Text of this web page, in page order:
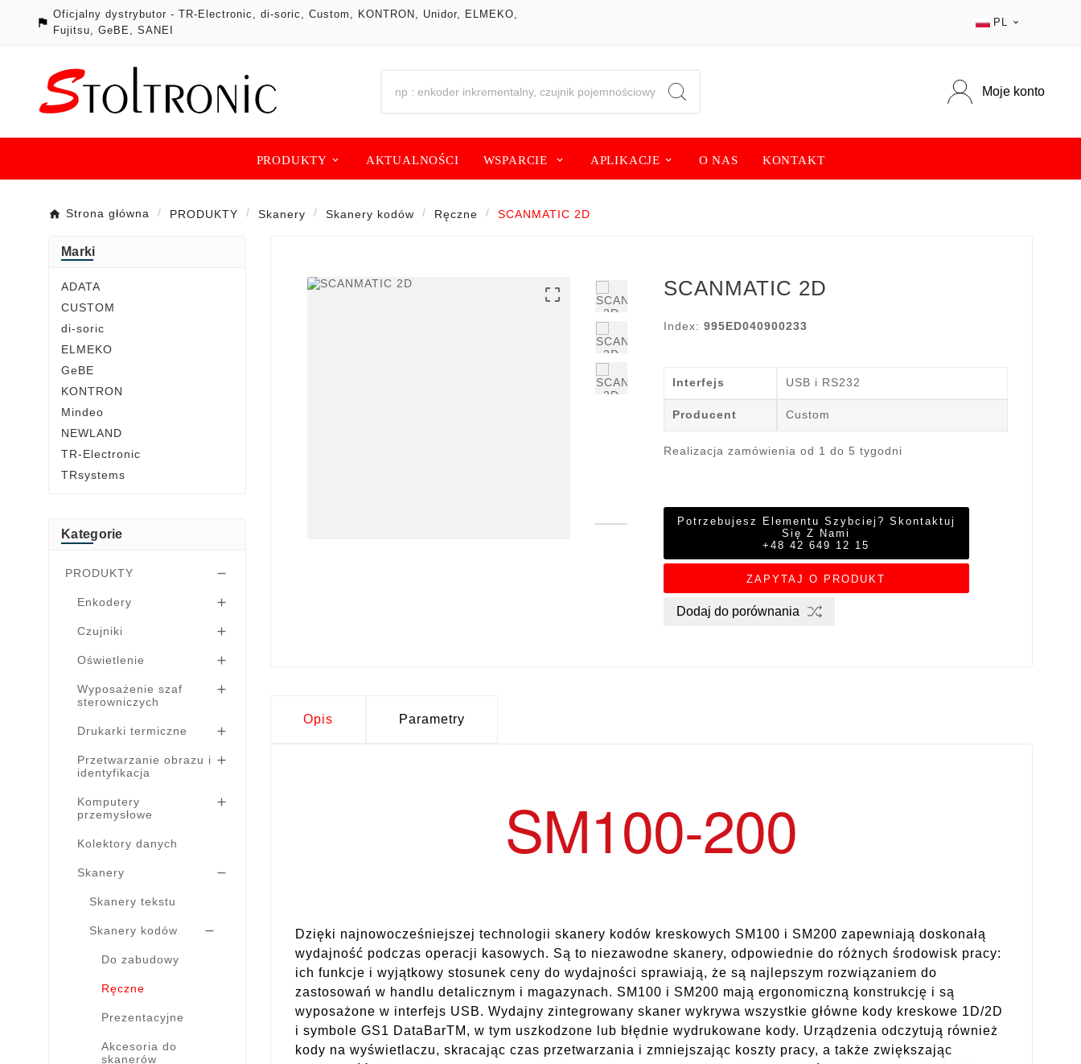

Oficjalny dystrybutor - TR-Electronic, di-soric, Custom, KONTRON, Unidor, ELMEKO,
Fujitsu, GeBE, SANEI
PL 
Moje konto
PRODUKTY AKTUALNOŚCI WSPARCIE APLIKACJE O NAS KONTAKT
Strona główna PRODUKTY Skanery Skanery kodów Ręczne SCANMATIC 2D
Marki
ADATA
CUSTOM
di-soric
ELMEKO
GeBE
KONTRON
Mindeo
NEWLAND
TR-Electronic
TRsystems
Kategorie
PRODUKTY 
Enkodery 
Czujniki 
Oświetlenie 
Wyposażenie szaf
sterowniczych

Drukarki termiczne 
Przetwarzanie obrazu i
identyfikacja

Komputery
przemysłowe

Kolektory danych
Skanery 
Skanery tekstu
Skanery kodów 
Do zabudowy
Ręczne
Prezentacyjne
Akcesoria do
skanerów
 SCANMATIC 2D
Index: 995ED040900233
Interfejs USB i RS232
Producent Custom
Realizacja zamówienia od 1 do 5 tygodni
Potrzebujesz Elementu Szybciej? Skontaktuj
Się Z Nami
+48 42 649 12 15
ZAPYTAJ O PRODUKT
Dodaj do porównania
Opis Parametry
SM100-200
Dzięki najnowocześniejszej technologii skanery kodów kreskowych SM100 i SM200 zapewniają doskonałą
wydajność podczas operacji kasowych. Są to niezawodne skanery, odpowiednie do różnych środowisk pracy:
ich funkcje i wyjątkowy stosunek ceny do wydajności sprawiają, że są najlepszym rozwiązaniem do
zastosowań w handlu detalicznym i magazynach. SM100 i SM200 mają ergonomiczną konstrukcję i są
wyposażone w interfejs USB. Wydajny zintegrowany skaner wykrywa wszystkie główne kody kreskowe 1D/2D
i symbole GS1 DataBarTM, w tym uszkodzone lub błędnie wydrukowane kody. Urządzenia odczytują również
kody na wyświetlaczu, skracając czas przetwarzania i zmniejszając koszty pracy, a także zwiększając